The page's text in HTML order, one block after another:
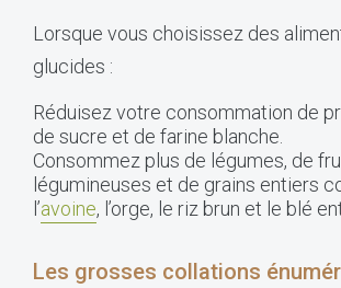
Lorsque vous choisissez des
glucides :
Réduisez votre consommation de
de sucre et de farine blanche.
Consommez plus de légumes, de
légumineuses et de grains entiers
l’avoine, l’orge, le riz brun et le blé
Les grosses collations